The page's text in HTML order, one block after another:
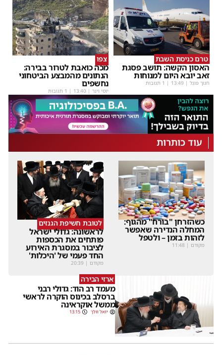
טרם כניסת השבת
האסון הקשה: תושב פסגת
זאב יובא היום למנוחות
חנוך פוגל |
13:49 | 1 תגובות
צפו
מכה כואבת לטרור בבירה:
הנתונים מהמבצע הביטחוני
נחשפים
יוסי וינר |
13:40 | 1 תגובות
עוד כותרות
כשהזרחן "בורח" מהגוף:
המחלה הנדירה שאפשר
לזהות בזמן – ולטפל
מקודם |
11:48
לטובת חשיפת הגנזים
לראשונה: גדולי ישראל
פותחים את הכספות
לציבור במסגרת האירוע
החד פעמי של 'היכלות'
מקודם |
20:39
ארזי הבירה
מעמד רב הוד: גדולי רבני
ברסלב בכינוס הוקרה לראשי
ממשל אוקראינה
יואל וולך 13:15